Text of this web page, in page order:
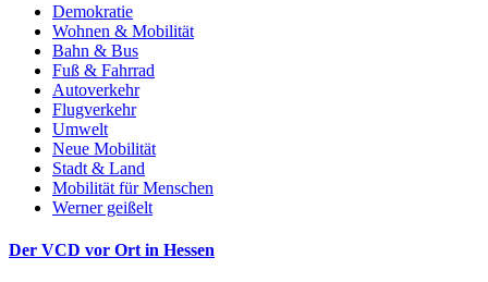
Demokratie
Wohnen & Mobilität
Bahn & Bus
Fuß & Fahrrad
Autoverkehr
Flugverkehr
Umwelt
Neue Mobilität
Stadt & Land
Mobilität für Menschen
Werner geißelt
Der VCD vor Ort in Hessen